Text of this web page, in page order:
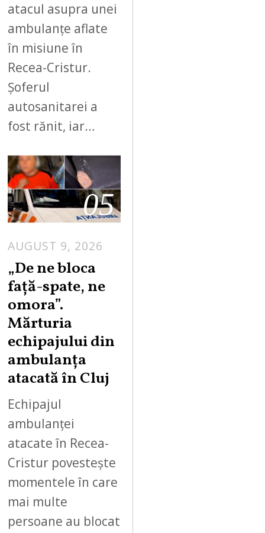
atacul asupra unei
ambulanțe aflate
în misiune în
Recea-Cristur.
Șoferul
autosanitarei a
fost rănit, iar…
05
AUGUST 9, 2026
„De ne bloca
față-spate, ne
omora”.
Mărturia
echipajului din
ambulanța
atacată în Cluj
Echipajul
ambulanței
atacate în Recea-
Cristur povestește
momentele în care
mai multe
persoane au blocat